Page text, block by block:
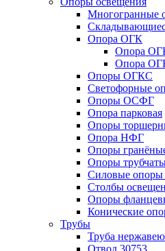
Многогранные
Опора ОГК
Опора
Опора
Опоры ОГКС
Светофорные
Опоры ОСФГ
Опора парковая
Опоры
Опора НФГ
Опоры
Опоры
Силовые опоры
Столбы
Опоры
Конические
Трубы
Труба
Отвод 30753